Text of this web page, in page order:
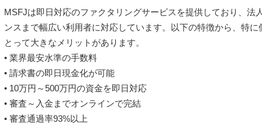
MSFJは即日対応のファクタリングサービスを提供しており、法
ンスまで幅広い利用者に対応しています。以下の特徴から、特
とって大きなメリットがあります。
• 業界最安水準の手数料
• 請求書の即日現金化が可能
• 10万円～500万円の資金を即日対応
• 審査～入金までオンラインで完結
• 審査通過率93%以上